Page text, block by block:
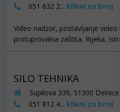
051 632 2... klikni za broj
Video nadzor, postavljanje
protuprovalna zaštita, Rijeka,
SILO TEHNIKA
Supilova 339, 51300
051 812 4... klikni za broj